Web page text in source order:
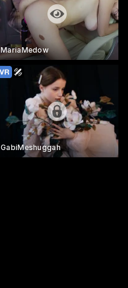
MariaMedow
GabiMeshuggah